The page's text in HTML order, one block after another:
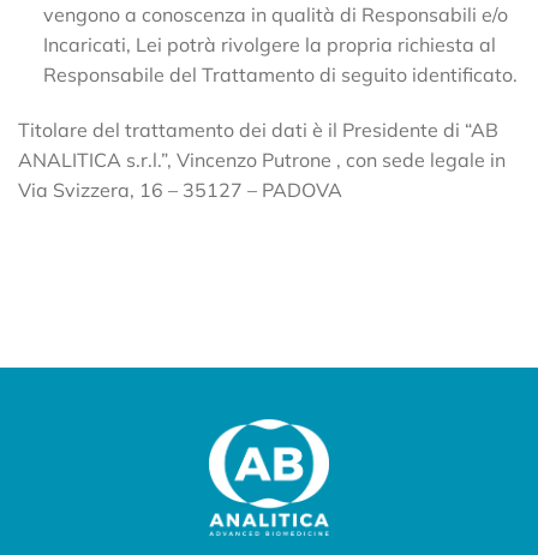
vengono a conoscenza in qualità di Responsabili e/o
Incaricati, Lei potrà rivolgere la propria richiesta al
Responsabile del Trattamento di seguito identificato.
Titolare del trattamento dei dati è il Presidente di “AB
ANALITICA s.r.l.”, Vincenzo Putrone , con sede legale in
Via Svizzera, 16 – 35127 – PADOVA